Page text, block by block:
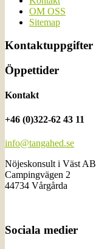
OM OSS
Sitemap
Kontaktuppgifter
Öppettider
Kontakt
+46 (0)322-62 43 11
info@tangahed.se
Nöjeskonsult i Väst AB
Campingvägen 2
44734 Vårgårda
Sociala medier